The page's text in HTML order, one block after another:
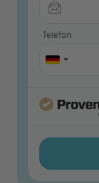
Telefon